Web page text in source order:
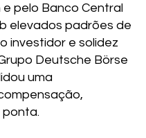
pelo Banco Central
elevados padrões de
investidor e solidez
Deutsche Börse
uma
ponta.